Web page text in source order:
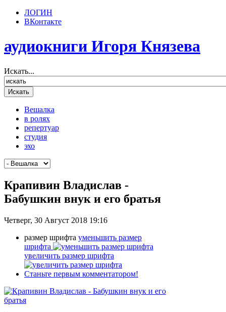
ЛОГИН
ВКонтакте
аудиокниги Игоря Князева
Искать...
Вешалка
в ролях
репертуар
студия
эхо
Крапивин Владислав -
Бабушкин внук и его братья
Четверг, 30 Август 2018 19:16
размер шрифта уменьшить размер
шрифта
увеличить размер шрифта
Станьте первым комментатором!